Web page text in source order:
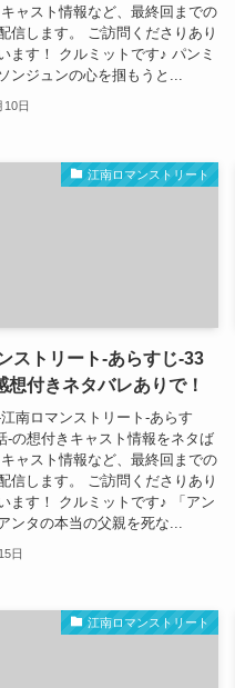
ャスト情報など、最終回までの
信します。 ご訪問くださりあり
ます！ クルミットです♪ パンミ
ンジュンの心を掴もうと...
10日
江南ロマンストリート
ストリート-あらすじ-33
想付きネタバレありで！
南ロマンストリート-あらす
-の想付きキャスト情報をネタば
ャスト情報など、最終回までの
信します。 ご訪問くださりあり
ます！ クルミットです♪ 「アン
ンタの本当の父親を死な...
日
江南ロマンストリート